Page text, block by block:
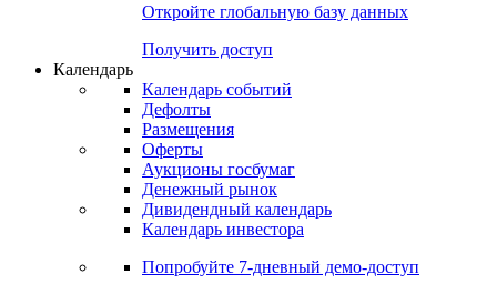
Корпоративные CDS
Попробуйте7-дневный
Откройте глобальную базу данных
Получить доступ
Календарь
Календарь событий
Дефолты
Размещения
Оферты
Денежный рынок